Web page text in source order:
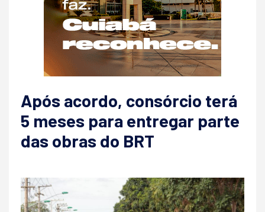
Após acordo, consórcio terá
5 meses para entregar parte
das obras do BRT